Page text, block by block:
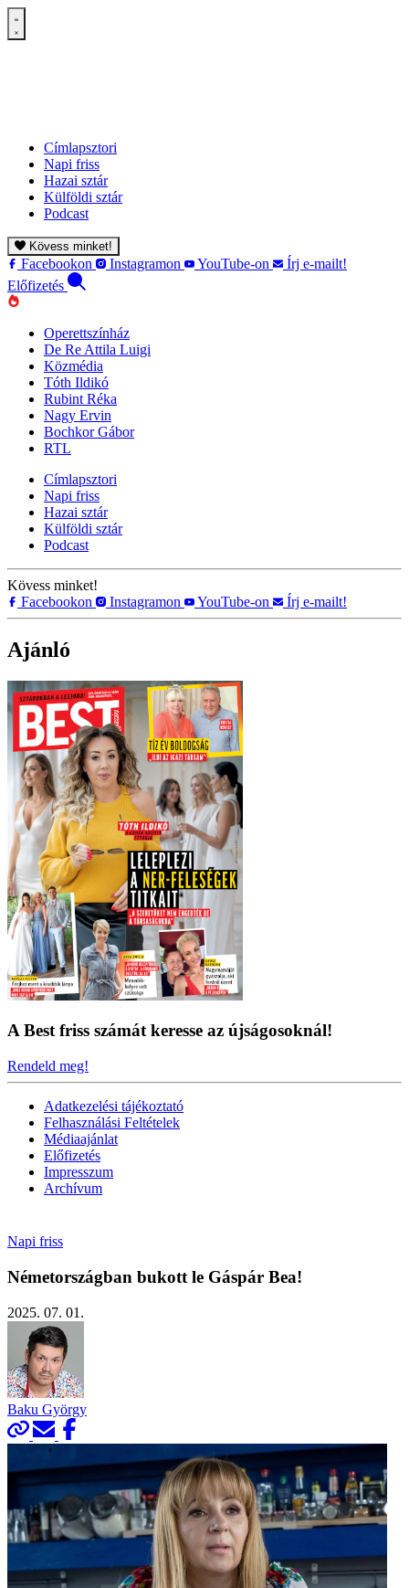
Címlapsztori
Napi friss
Hazai sztár
Külföldi sztár
Podcast
Kövess minket!
Facebookon Instagramon YouTube-on
Írj e-mailt!
Előfizetés
Operettszínház
De Re Attila Luigi
Közmédia
Tóth Ildikó
Rubint Réka
Nagy Ervin
Bochkor Gábor
RTL
Címlapsztori
Napi friss
Hazai sztár
Külföldi sztár
Podcast
Kövess minket!
Facebookon
Instagramon YouTube-on Írj e-mailt!
Ajánló
A Best friss számát keresse az újságosoknál!
Rendeld meg!
Adatkezelési tájékoztató
Felhasználási Feltételek
Médiaajánlat
Előfizetés
Impresszum
Archívum
Napi friss
Németországban bukott le Gáspár Bea!
2025. 07. 01.
Baku György